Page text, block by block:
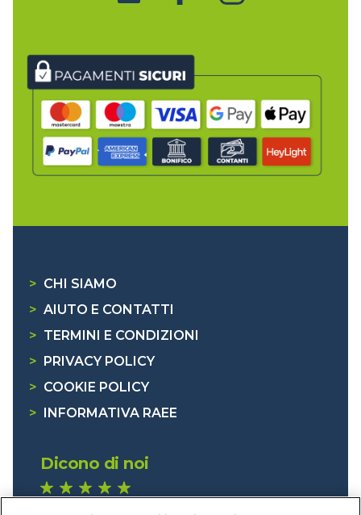
> CHI SIAMO
> AIUTO E CONTATTI
> TERMINI E CONDIZIONI
>
PRIVACY POLICY
> COOKIE POLICY
>
INFORMATIVA RAEE
Dicono di noi